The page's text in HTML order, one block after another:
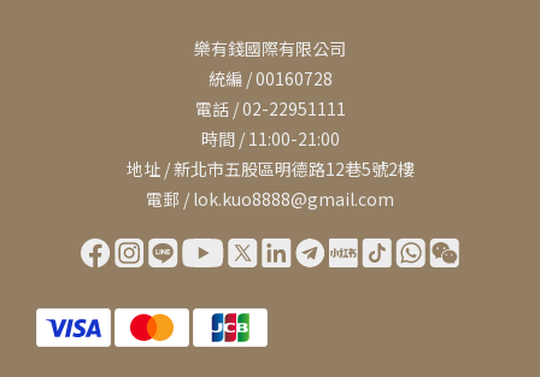
樂有錢國際有限公司
統編 / 00160728
電話 / 02-22951111
時間 / 11:00-21:00
地址 / 新北市五股區明德路12巷5號2樓
電郵 / lok.kuo8888@gmail.com